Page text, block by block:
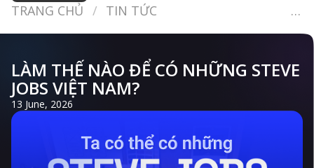
TRANG CHỦ TIN TỨC
LÀM THẾ NÀO ĐỂ CÓ NHỮNG STEVE
JOBS VIỆT NAM?
13 June, 2026